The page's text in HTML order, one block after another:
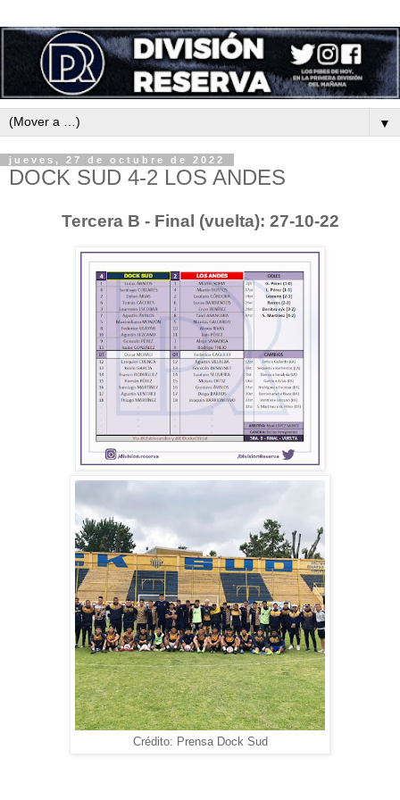
▼
jueves, 27 de octubre de 2022
DOCK SUD 4-2 LOS ANDES
Tercera B - Final (vuelta): 27-10-22
Crédito: Prensa Dock Sud